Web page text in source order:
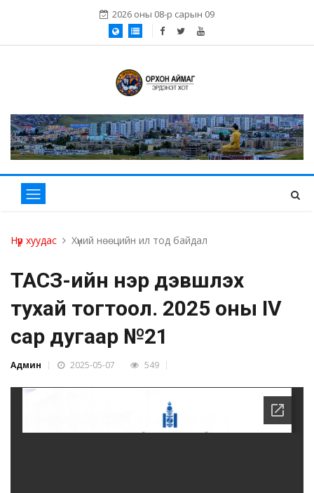
2026 оны 08-р сарын 09
Нүүр хуудас Хүний нөөцийн ил тод байдал
ТАСЗ-ийн нэр дэвшүүлэх
тухай тогтоол. 2025 оны IV
сар дугаар №21
Админ 2025-05-07 549